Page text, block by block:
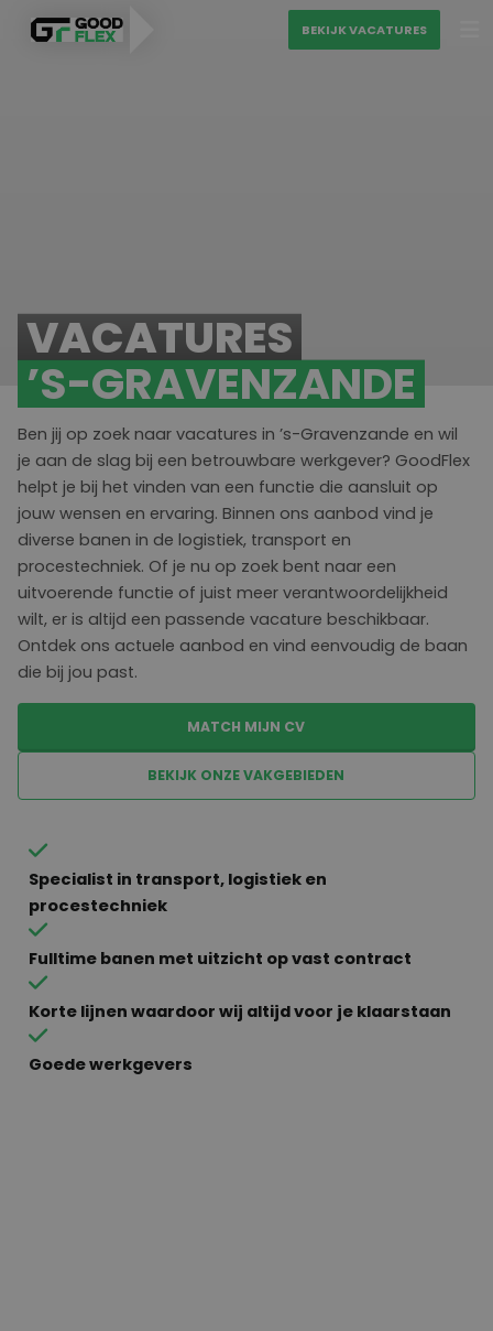
BEKIJK VACATURES
Diensten
Uitzenden
Detacheren
Werving & selectie
Over ons
Ons sollicitatieproces
Blogs
Contact
VACATURES
’S-GRAVENZANDE
Ben jij op zoek naar vacatures in ’s-Gravenzande en wil
je aan de slag bij een betrouwbare werkgever? GoodFlex
helpt je bij het vinden van een functie die aansluit op
jouw wensen en ervaring. Binnen ons aanbod vind je
diverse banen in de logistiek, transport en
procestechniek. Of je nu op zoek bent naar een
uitvoerende functie of juist meer verantwoordelijkheid
wilt, er is altijd een passende vacature beschikbaar.
Ontdek ons actuele aanbod en vind eenvoudig de baan
die bij jou past.
MATCH MIJN CV
BEKIJK ONZE VAKGEBIEDEN
Specialist in transport, logistiek en
procestechniek
Fulltime banen met uitzicht op vast contract
Korte lijnen waardoor wij altijd voor je klaarstaan
Goede werkgevers